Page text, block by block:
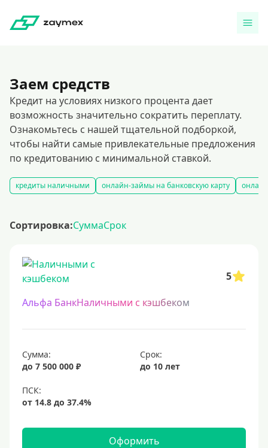
Заем средств
Кредит на условиях низкого процента дает
возможность значительно сократить переплату.
Ознакомьтесь с нашей тщательной подборкой,
чтобы найти самые привлекательные предложения
по кредитованию с минимальной ставкой.
кредиты наличными онлайн-займы на банковскую карту
Сортировка:СуммаСрок
5
Альфа БанкНаличными с кэшбеком
Сумма:
до 7 500 000 ₽
Срок:
до 10 лет
Оформить